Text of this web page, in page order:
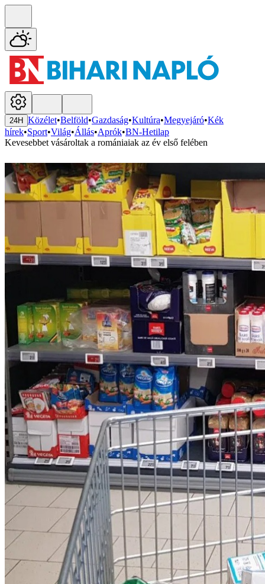
24H Közélet•Belföld•Gazdaság•Kultúra•Megyejáró•Kék
hírek•Sport•Világ•Állás•Aprók•BN-Hetilap
Kevesebbet vásároltak a romániaiak az év első felében